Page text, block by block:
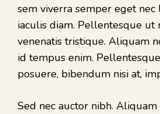
sem viverra semper eget
iaculis diam. Pellentesque
venenatis tristique. Aliquam
id tempus enim.
posuere, bibendum nisi at,
Sed nec auctor nibh.